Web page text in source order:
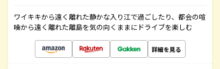
ワイキキから遠く離れた静かな入り江で過ごしたり、都会の喧
噪から遠く離れた離島を気の向くままにドライブを楽しむ
詳細を見る